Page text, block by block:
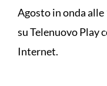
Agosto in onda alle
su Telenuovo Play
Internet.